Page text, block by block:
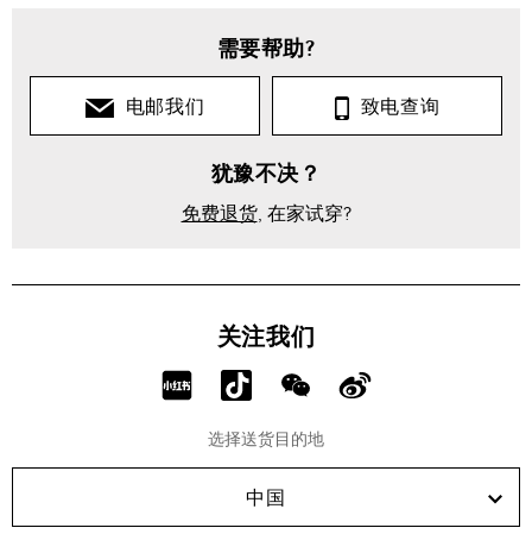
需要帮助?
电邮我们 致电查询
犹豫不决？
免费退货, 在家试穿?
关注我们
分
RED!
分
享
Douyin!
分
享
WeChat!
分
Weibo!
选择送货目的地
中国